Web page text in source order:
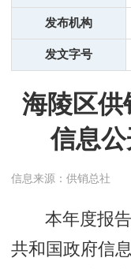
发布机构
发文字号
海陵区供
信息
信息来源：供销总社
本年度报
共和国政府信